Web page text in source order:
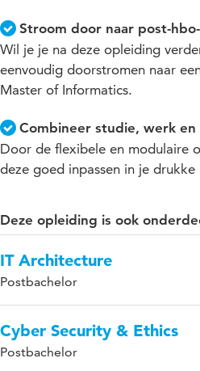
Stroom door naar post-
Wil je je na deze opleiding
eenvoudig doorstromen naar
Master of Informatics.
Combineer studie, werk en
Door de flexibele en modulaire
deze goed inpassen in je drukke
Deze opleiding is ook
IT Architecture
Postbachelor
Cyber Security & Ethics
Postbachelor